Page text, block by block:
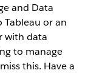
and Data
or an
with data
to manage
this. Have a